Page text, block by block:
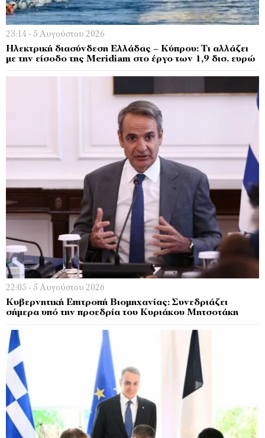
23:14 - 5 Αυγούστου 2026
Ηλεκτρική διασύνδεση Ελλάδας – Κύπρου: Τι αλλάζει
με την είσοδο της Meridiam στο έργο των 1,9 δισ. ευρώ
22:05 - 5 Αυγούστου 2026
Κυβερνητική Επιτροπή Βιομηχανίας: Συνεδριάζει
σήμερα υπό την προεδρία του Κυριάκου Μητσοτάκη